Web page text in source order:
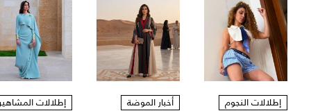
إطلالات النجوم أخبار الموضة إطلالات